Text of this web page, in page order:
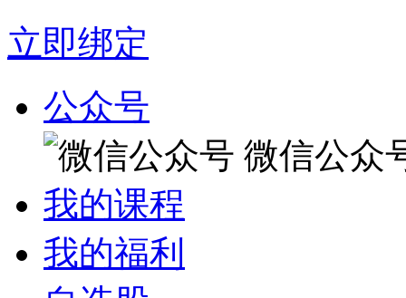
立即绑定
公众号
微信公众
我的课程
我的福利